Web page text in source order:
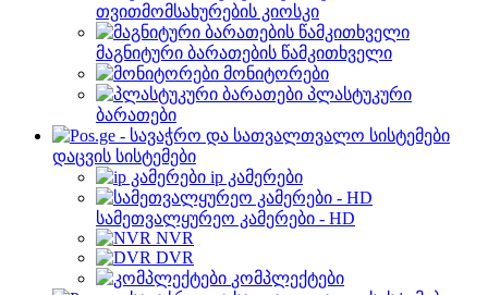
თვითმომსახურების კიოსკი
მაგნიტური ბარათების წამკითხველი
მონიტორები
პლასტუკური
ბარათები
დაცვის სისტემები
ip კამერები
სამეთვალყურეო კამერები - HD
NVR
DVR
კომპლექტები